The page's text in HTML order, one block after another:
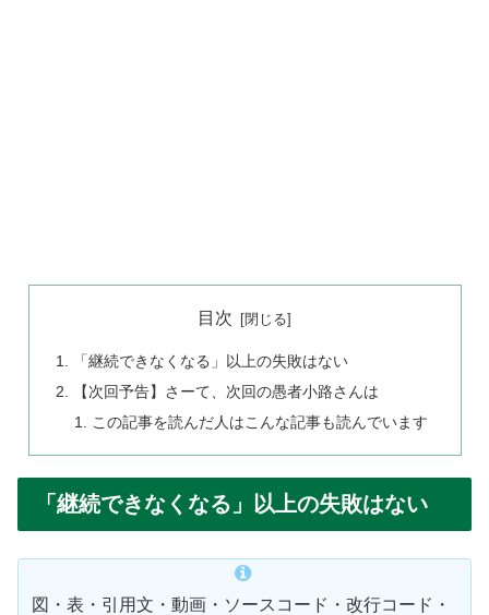
目次
「継続できなくなる」以上の失敗はない
【次回予告】さーて、次回の愚者小路さんは
この記事を読んだ人はこんな記事も読んでいます
「継続できなくなる」以上の失敗はない
図・表・引用文・動画・ソースコード・改行コード・